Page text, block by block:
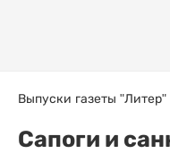
Выпуски газеты "Литер"
Сапоги и